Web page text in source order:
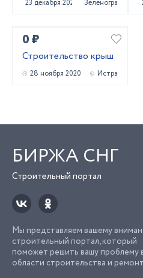
23 декабря 2020 Зеленоград
0 ₽
Строительство крыш
28 ноября 2020 Истра
БИРЖА СНГ
Строительный портал
Мы представляем вашему
строительный портал, который
поможет решить вашу проблему
области строительства и